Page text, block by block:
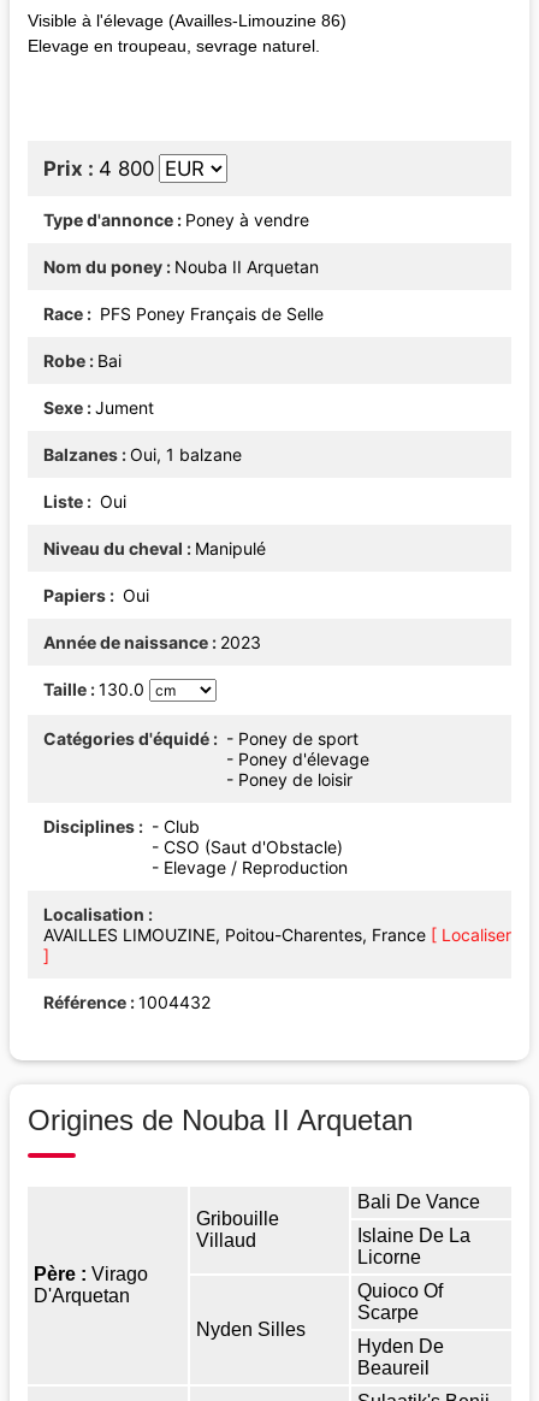
Visible à l'élevage (Availles-Limouzine 86)
Elevage en troupeau, sevrage naturel.
Prix 4 800
Type d'annonce Poney à vendre
Nom du poney Nouba II Arquetan
Race PFS Poney Français de Selle
Robe Bai
Sexe Jument
Balzanes Oui, 1 balzane
Liste Oui
Niveau du cheval Manipulé
Papiers Oui
Année de naissance 2023
Taille 130.0
Catégories d'équidé
- Poney de sport
- Poney d'élevage
- Poney de loisir
Disciplines
- Club
- CSO (Saut d'Obstacle)
- Elevage / Reproduction
Localisation
AVAILLES LIMOUZINE, Poitou-Charentes, France [ Localiser
]
Référence 1004432
Origines de Nouba II Arquetan
Père : Virago
D'Arquetan
Gribouille
Villaud
Bali De Vance
Islaine De La
Licorne
Nyden Silles
Quioco Of
Scarpe
Hyden De
Beaureil